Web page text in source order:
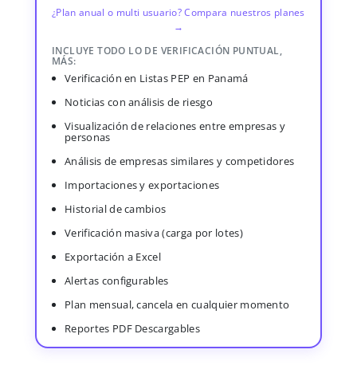
¿Plan anual o multi usuario? Compara nuestros planes
→
INCLUYE TODO LO DE VERIFICACIÓN PUNTUAL,
MÁS:
Verificación en Listas PEP en Panamá
Noticias con análisis de riesgo
Visualización de relaciones entre empresas y
personas
Análisis de empresas similares y competidores
Importaciones y exportaciones
Historial de cambios
Verificación masiva (carga por lotes)
Exportación a Excel
Alertas configurables
Plan mensual, cancela en cualquier momento
Reportes PDF Descargables